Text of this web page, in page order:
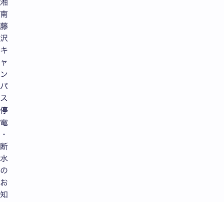
湘
南
藤
沢
キ
ャ
ン
パ
ス
停
電
・
断
水
の
お
知